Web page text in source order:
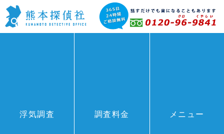
浮気調査 調査料金 メニュー
BLOG